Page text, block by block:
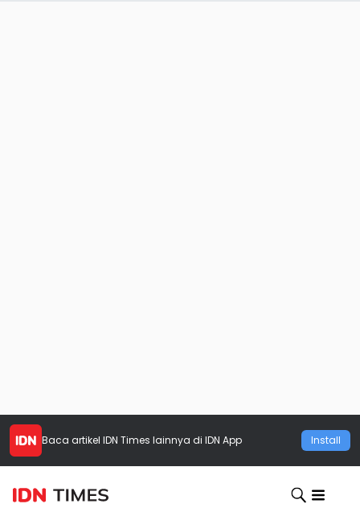
Baca artikel IDN Times lainnya di IDN App Install